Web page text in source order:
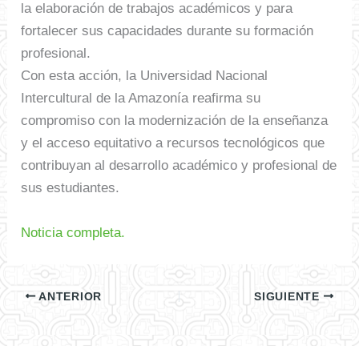
la elaboración de trabajos académicos y para
fortalecer sus capacidades durante su formación
profesional.
Con esta acción, la Universidad Nacional
Intercultural de la Amazonía reafirma su
compromiso con la modernización de la enseñanza
y el acceso equitativo a recursos tecnológicos que
contribuyan al desarrollo académico y profesional de
sus estudiantes.
Noticia completa.
ANTERIOR SIGUIENTE